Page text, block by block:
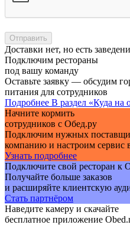
Отправить
Доставки нет, но есть
Подключим рестораны
под вашу команду
Оставьте заявку — обсудим
питания для сотрудников
Подробнее В раздел «Куда на
Начните кормить
сотрудников с Обед.ру
Подключим нужных
компанию и настроим сервис
Узнать подробнее
Подключите свой ресторан к
Получайте больше заказов
и расширяйте клиентскую
Стать партнёром
Наведите камеру и скачайте
бесплатное приложение